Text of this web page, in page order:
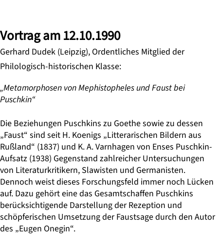
Vortrag am 12.10.1990
Gerhard Dudek (Leipzig), Ordentliches Mitglied der
Philologisch-historischen Klasse:
„Metamorphosen von Mephistopheles und Faust bei
Puschkin“
Die Beziehungen Puschkins zu Goethe sowie zu dessen
„Faust“ sind seit H. Koenigs „Litterarischen Bildern aus
Rußland“ (1837) und K. A. Varnhagen von Enses Puschkin­-
Aufsatz (1938) Gegenstand zahlreicher Untersuchungen
von Literaturkritikern, Slawisten und Germanisten.
Dennoch weist dieses Forschungsfeld immer noch Lücken
auf. Dazu gehört eine das Gesamtschaffen Puschkins
berücksichtigende Darstellung der Rezeption und
schöpferischen Umsetzung der Faustsage durch den Autor
des „Eugen Onegin“.